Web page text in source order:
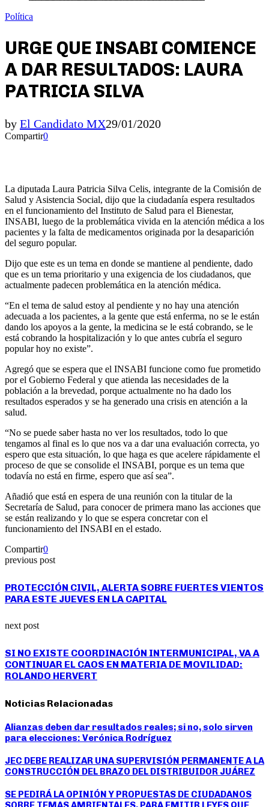
Política
URGE QUE INSABI COMIENCE
A DAR RESULTADOS: LAURA
PATRICIA SILVA
by El Candidato MX29/01/2020
Compartir0
La diputada Laura Patricia Silva Celis, integrante de la Comisión de
Salud y Asistencia Social, dijo que la ciudadanía espera resultados
en el funcionamiento del Instituto de Salud para el Bienestar,
INSABI, luego de la problemática vivida en la atención médica a los
pacientes y la falta de medicamentos originada por la desaparición
del seguro popular.
Dijo que este es un tema en donde se mantiene al pendiente, dado
que es un tema prioritario y una exigencia de los ciudadanos, que
actualmente padecen problemática en la atención médica.
“En el tema de salud estoy al pendiente y no hay una atención
adecuada a los pacientes, a la gente que está enferma, no se le están
dando los apoyos a la gente, la medicina se le está cobrando, se le
está cobrando la hospitalización y lo que antes cubría el seguro
popular hoy no existe”.
Agregó que se espera que el INSABI funcione como fue prometido
por el Gobierno Federal y que atienda las necesidades de la
población a la brevedad, porque actualmente no ha dado los
resultados esperados y se ha generado una crisis en atención a la
salud.
“No se puede saber hasta no ver los resultados, todo lo que
tengamos al final es lo que nos va a dar una evaluación correcta, yo
espero que esta situación, lo que haga es que acelere rápidamente el
proceso de que se consolide el INSABI, porque es un tema que
todavía no está en firme, espero que así sea”.
Añadió que está en espera de una reunión con la titular de la
Secretaría de Salud, para conocer de primera mano las acciones que
se están realizando y lo que se espera concretar con el
funcionamiento del INSABI en el estado.
Compartir0
previous post
PROTECCIÓN CIVIL, ALERTA SOBRE FUERTES VIENTOS
PARA ESTE JUEVES EN LA CAPITAL
next post
SI NO EXISTE COORDINACIÓN INTERMUNICIPAL, VA A
CONTINUAR EL CAOS EN MATERIA DE MOVILIDAD:
ROLANDO HERVERT
Noticias Relacionadas
Alianzas deben dar resultados reales; si no, solo sirven
para elecciones: Verónica Rodríguez
JEC DEBE REALIZAR UNA SUPERVISIÓN PERMANENTE A LA
CONSTRUCCIÓN DEL BRAZO DEL DISTRIBUIDOR JUÁREZ
SE PEDIRÁ LA OPINIÓN Y PROPUESTAS DE CIUDADANOS